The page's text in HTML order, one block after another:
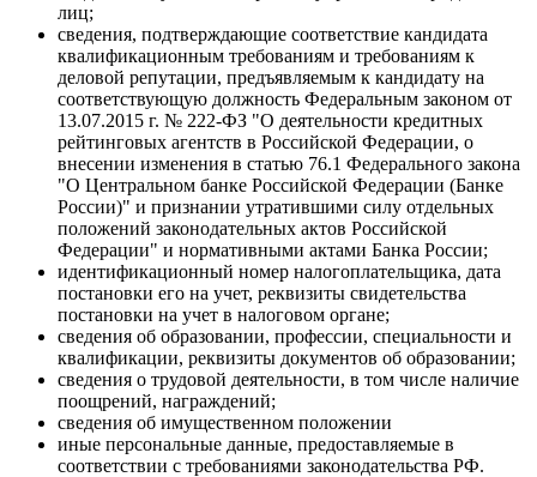
лиц;
сведения, подтверждающие соответствие кандидата
квалификационным требованиям и требованиям к
деловой репутации, предъявляемым к кандидату на
соответствующую должность Федеральным законом от
13.07.2015 г. № 222-ФЗ "О деятельности кредитных
рейтинговых агентств в Российской Федерации, о
внесении изменения в статью 76.1 Федерального закона
"О Центральном банке Российской Федерации (Банке
России)" и признании утратившими силу отдельных
положений законодательных актов Российской
Федерации" и нормативными актами Банка России;
идентификационный номер налогоплательщика, дата
постановки его на учет, реквизиты свидетельства
постановки на учет в налоговом органе;
сведения об образовании, профессии, специальности и
квалификации, реквизиты документов об образовании;
сведения о трудовой деятельности, в том числе наличие
поощрений, награждений;
сведения об имущественном положении
иные персональные данные, предоставляемые в
соответствии с требованиями законодательства РФ.